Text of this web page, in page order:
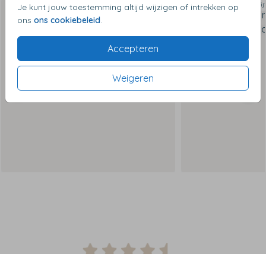
Je kunt jouw toestemming altijd wijzigen of intrekken op
ons ons cookiebeleid.
Accepteren
Weigeren
Bijtring